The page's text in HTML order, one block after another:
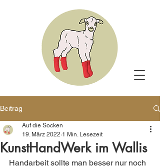
Beitrag
KunstHandWerk im Wallis
Auf die Socken
19. März 2022 1 Min. Lesezeit
Handarbeit sollte man besser nur noch